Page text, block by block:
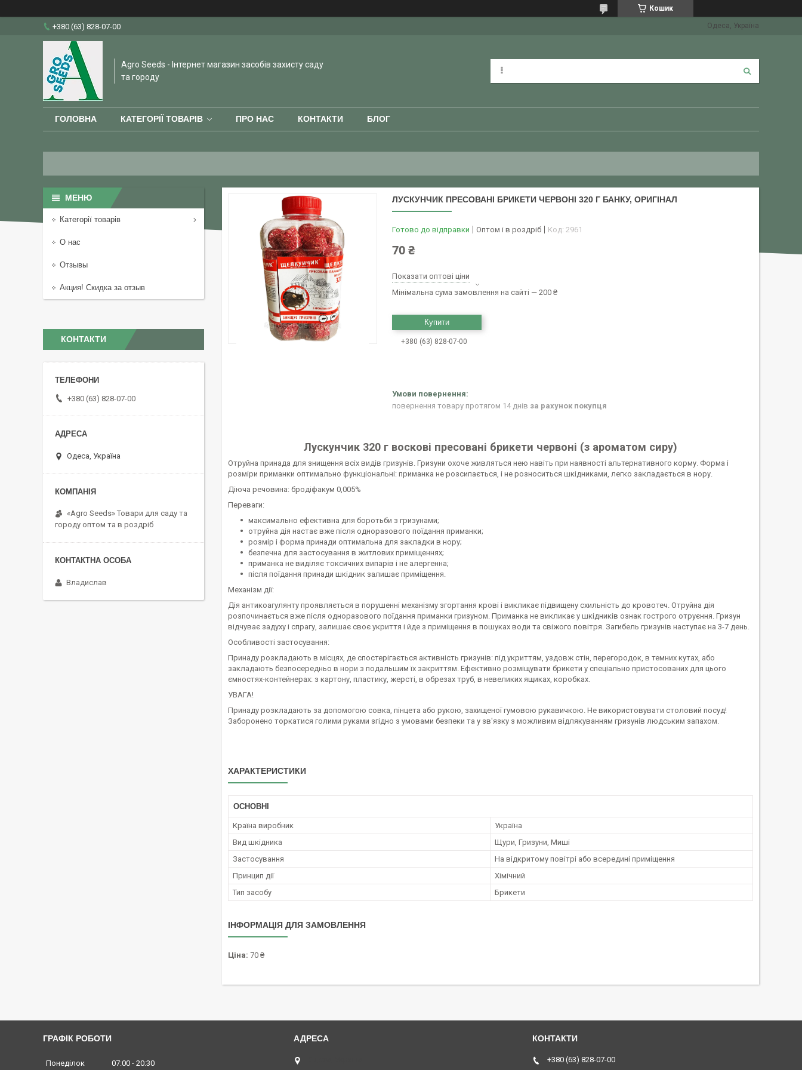
Кошик
+380 (63) 828-07-00 Одеса, Україна
Agro Seeds - Інтернет магазин засобів захисту саду
та городу
ГОЛОВНА КАТЕГОРІЇ ТОВАРІВ ПРО НАС КОНТАКТИ БЛОГ
ЛУСКУНЧИК ПРЕСОВАНІ БРИКЕТИ ЧЕРВОНІ 320 Г БАНКУ, ОРИГІНАЛ
Готово до відправки Оптом і в роздріб Код: 2961
70 ₴
Показати оптові ціни
Мінімальна сума замовлення на сайті — 200 ₴
Купити
+380 (63) 828-07-00
повернення товару протягом 14 днів за рахунок покупця
Лускунчик 320 г воскові пресовані брикети червоні (з ароматом сиру)
Отруйна принада для знищення всіх видів гризунів. Гризуни охоче живляться нею навіть при наявності альтернативного корму. Форма і
розміри приманки оптимально функціональні: приманка не розсипається, і не розноситься шкідниками, легко закладається в нору.
Діюча речовина: бродіфакум 0,005%
Переваги:
максимально ефективна для боротьби з гризунами;
отруйна дія настає вже після одноразового поїдання приманки;
розмір і форма принади оптимальна для закладки в нору;
безпечна для застосування в житлових приміщеннях;
приманка не виділяє токсичних випарів і не алергенна;
після поїдання принади шкідник залишає приміщення.
Механізм дії:
Дія антикоагулянту проявляється в порушенні механізму згортання крові і викликає підвищену схильність до кровотеч. Отруйна дія
розпочинається вже після одноразового поїдання приманки гризуном. Приманка не викликає у шкідників ознак гострого отруєння. Гризун
відчуває задуху і спрагу, залишає своє укриття і йде з приміщення в пошуках води та свіжого повітря. Загибель гризунів наступає на 3-7 день.
Особливості застосування:
Принаду розкладають в місцях, де спостерігається активність гризунів: під укриттям, уздовж стін, перегородок, в темних кутах, або
закладають безпосередньо в нори з подальшим їх закриттям. Ефективно розміщувати брикети у спеціально пристосованих для цього
ємностях-контейнерах: з картону, пластику, жерсті, в обрезах труб, в невеликих ящиках, коробках.
УВАГА!
Принаду розкладають за допомогою совка, пінцета або рукою, захищеної гумовою рукавичкою. Не використовувати столовий посуд!
Заборонено торкатися голими руками згідно з умовами безпеки та у зв'язку з можливим відлякуванням гризунів людським запахом.
ХАРАКТЕРИСТИКИ
ОСНОВНІ
Країна виробник
Україна
Вид шкідника
Щури, Гризуни, Миші
Застосування
На відкритому повітрі або всередині приміщення
Принцип дії
Хімічний
Тип засобу
Брикети
ІНФОРМАЦІЯ ДЛЯ ЗАМОВЛЕННЯ
Ціна: 70 ₴
Категорії товарів
О нас
Отзывы
Акция! Скидка за отзыв
КОНТАКТИ
+380 (63) 828-07-00
Одеса, Україна
«Agro Seeds» Товари для саду та
городу оптом та в роздріб
Владислав
ГРАФІК РОБОТИ
Понеділок 07:00 20:30 +380 (63) 828-07-00